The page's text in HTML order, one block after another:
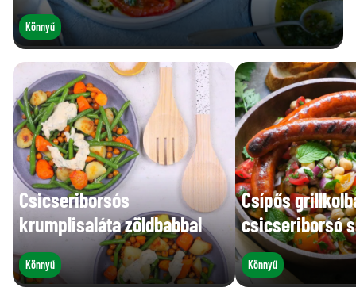
Könnyű
Csicseriborsós
krumplisaláta zöldbabbal
Könnyű
Csípős
csicseriborsó
Könnyű